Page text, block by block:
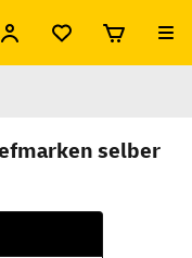
selber